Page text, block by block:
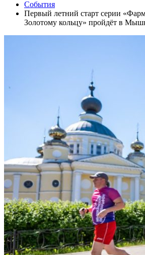
События
Первый летний старт серии
Золотому кольцу» пройдёт в